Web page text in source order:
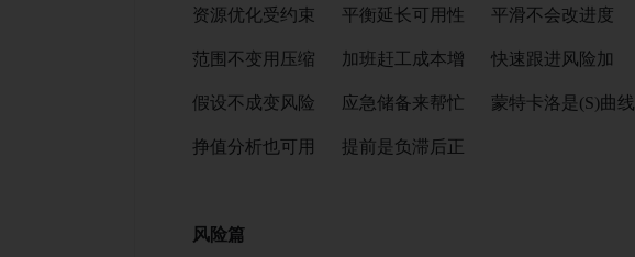
资源优化受约束 平衡延长可用性 平滑不会改进度
范围不变用压缩 加班赶工成本增 快速跟进风险加
假设不成变风险 应急储备来帮忙 蒙特卡洛是(S)曲线
挣值分析也可用 提前是负滞后正
风险篇